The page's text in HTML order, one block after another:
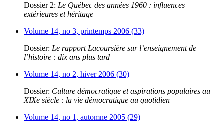
Dossier 2: Le Québec des années 1960 : influences
extérieures et héritage
Volume 14, no 3, printemps 2006 (33)
Dossier: Le rapport Lacoursière sur l’enseignement de
l’histoire : dix ans plus tard
Volume 14, no 2, hiver 2006 (30)
Dossier: Culture démocratique et aspirations populaires au
XIXe siècle : la vie démocratique au quotidien
Volume 14, no 1, automne 2005 (29)